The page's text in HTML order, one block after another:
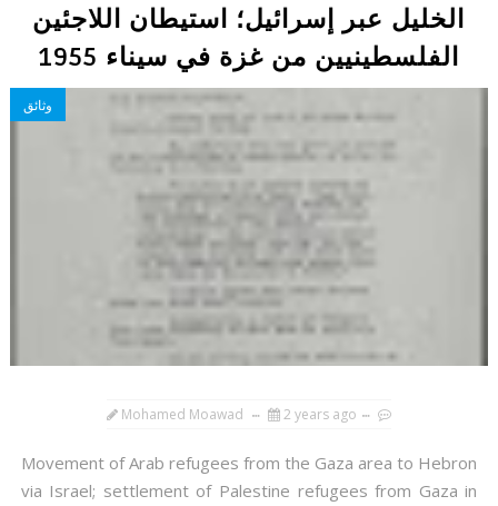
الخليل عبر إسرائيل؛ استيطان اللاجئين
الفلسطينيين من غزة في سيناء 1955
وثائق
Mohamed Moawad 2 years ago
Movement of Arab refugees from the Gaza area to Hebron
via Israel; settlement of Palestine refugees from Gaza in